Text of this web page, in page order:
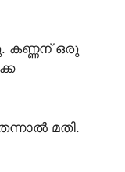
കണ്ണന് ഒരു
മതി.